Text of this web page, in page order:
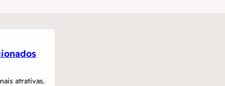
atrativas.